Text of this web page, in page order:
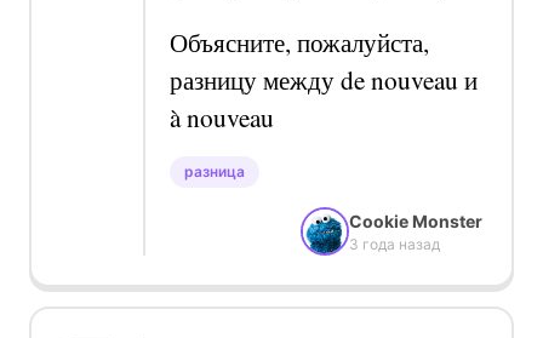
Объясните, пожалуйста,
разницу между de nouveau и
à nouveau
разница
Cookie Monster
3 года назад